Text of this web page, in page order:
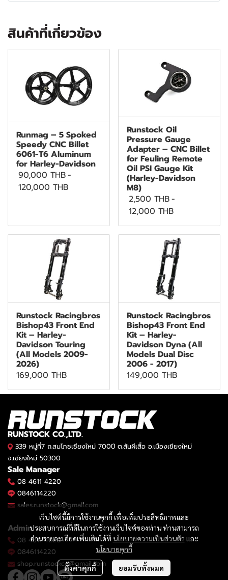
สินค้าที่เกี่ยวข้อง
Runmag – 5 Spoked
Speedy CNC Billet
6061-T6 Aluminum
for Harley-Davidson
90,000 THB-
120,000 THB
Runstock Oil
Pressure Gauge
Adapter – CNC Billet
for Feuling Remote
Oil PSI Gauge Kit
(Harley-Davidson
M8)
2,500 THB-
12,000 THB
Runstock Racingbros
Bishop43 Front End
Kit – Harley-
Davidson Touring
(All Models 2009-
2026)
169,000 THB
Runstock Racingbros
Bishop43 Front End
Kit – Harley-
Davidson Dyna (All
Models Dual Disc
2006 - 2017)
149,000 THB
เว็บไซต์นี้มีการใช้งานคุกกี้ เพื่อเพิ่มประสิทธิภาพและ
ประสบการณ์ที่ดีในการใช้งานเว็บไซต์ของท่าน ท่านสามารถ
อ่านรายละเอียดเพิ่มเติมได้ที่ นโยบายความเป็นส่วนตัว และ
นโยบายคุกกี้
ตั้งค่าคุกกี้ ยอมรับทั้งหมด
RUNSTOCK CO.,LTD.
339 หมู่ที่7 ถ.สมโภชเชียงใหม่ 700ปี ต.สันผีเสื้อ อ.เมืองเชียงใหม่
จ.เชียงใหม่ 50300
Sale Manager
08 4611 4220
0846114220
sales.runstock@gmail.com
Admin
08 4611 4220
0846114220
shop.runstockco@gmail.com